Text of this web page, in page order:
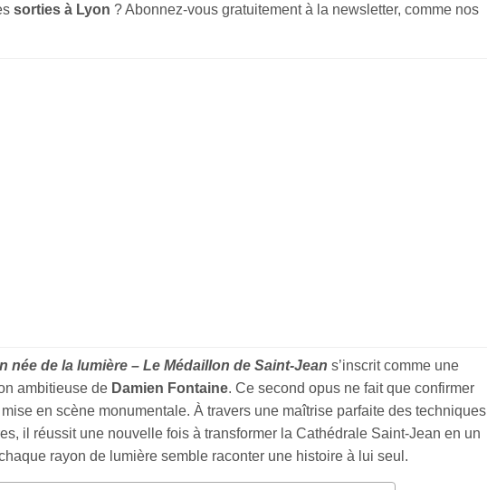
sorties à Lyon ? Abonnez-vous gratuitement à la newsletter, comme nos
née de la lumière – Le Médaillon de Saint-Jean s’inscrit comme une
ambitieuse de Damien Fontaine. Ce second opus ne fait que confirmer
en scène monumentale. À travers une maîtrise parfaite des techniques
il réussit une nouvelle fois à transformer la Cathédrale Saint-Jean en un
rayon de lumière semble raconter une histoire à lui seul.